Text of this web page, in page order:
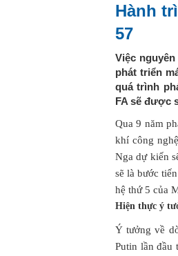
Hành
57
Việc
phát triển
quá trình
FA sẽ được
Qua 9 năm
khí công
Nga dự kiến
sẽ là bước
hệ thứ 5 của
Hiện thực ý
Ý tưởng về
Putin lần đầu